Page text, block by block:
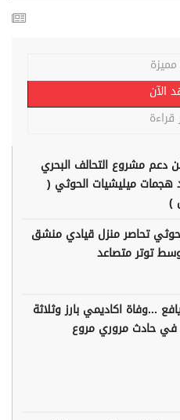
مميزة
الآن
قراءة
دعم مشروع التحالف البحري
هجمات ميليشيات الحوثي (
)
تحاصر منزل قيادي منشق
توتر متصاعد
...وفاة اكاديمي بارز وثلاثة
في حادث مروري مروع